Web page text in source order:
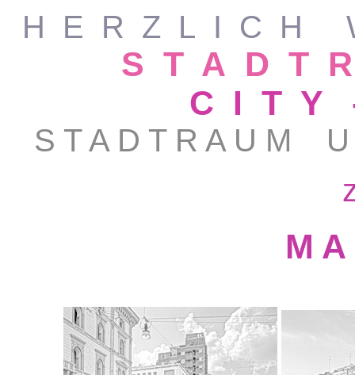
H E R Z L I C H
S T A D T
C I T Y
S T A D T R A U M
M A